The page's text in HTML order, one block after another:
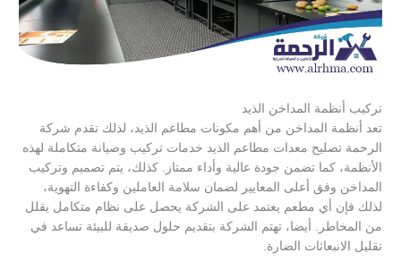
تركيب أنظمة المداخن الذيد
تعد أنظمة المداخن من أهم مكونات مطاعم الذيد، لذلك تقدم شركة
الرحمة تصليح معدات مطاعم الذيد خدمات تركيب وصيانة متكاملة لهذه
الأنظمة، كما تضمن جودة عالية وأداء ممتاز. كذلك، يتم تصميم وتركيب
المداخن وفق أعلى المعايير لضمان سلامة العاملين وكفاءة التهوية،
لذلك فإن أي مطعم يعتمد على الشركة يحصل على نظام متكامل يقلل
من المخاطر. أيضا، تهتم الشركة بتقديم حلول صديقة للبيئة تساعد في
تقليل الانبعاثات الضارة.